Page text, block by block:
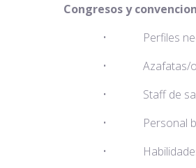
Congresos y
• Perfiles
• Azafatas/os de
• Staff de sala:
• Personal bilingüe o
• Habilidades clave: